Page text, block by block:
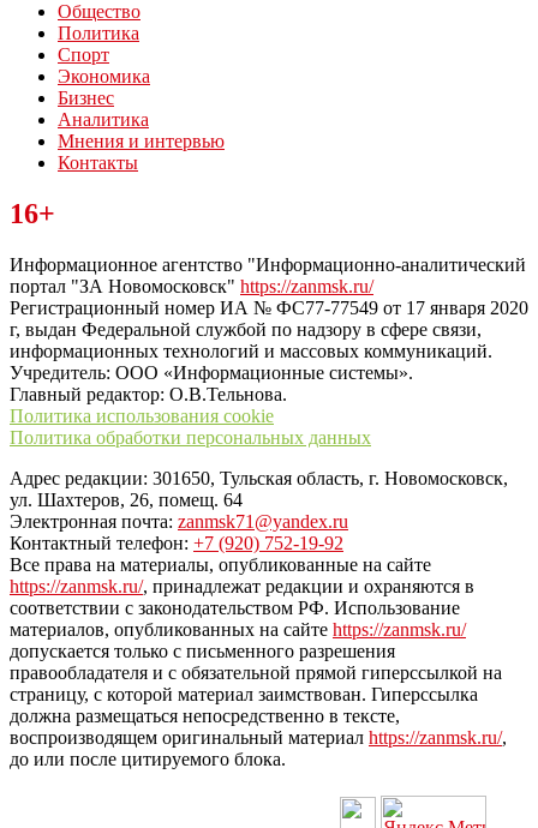
Общество
Политика
Спорт
Экономика
Бизнес
Аналитика
Мнения и интервью
Контакты
Читайте последние новости дня в Тульской области на сайте
“ЗаНовомосковск”
16+
Информационное агентство "Информационно-аналитический
портал "ЗА Новомосковск" https://zanmsk.ru/
Регистрационный номер ИА № ФС77-77549 от 17 января 2020
г, выдан Федеральной службой по надзору в сфере связи,
информационных технологий и массовых коммуникаций.
Учредитель: ООО «Информационные системы».
Главный редактор: О.В.Тельнова.
Политика использования cookie
Политика обработки персональных данных
Адрес редакции: 301650, Тульская область, г. Новомосковск,
ул. Шахтеров, 26, помещ. 64
Электронная почта: zanmsk71@yandex.ru
Контактный телефон: +7 (920) 752-19-92
Все права на материалы, опубликованные на сайте
https://zanmsk.ru/, принадлежат редакции и охраняются в
соответствии с законодательством РФ. Использование
материалов, опубликованных на сайте https://zanmsk.ru/
допускается только с письменного разрешения
правообладателя и с обязательной прямой гиперссылкой на
страницу, с которой материал заимствован. Гиперссылка
должна размещаться непосредственно в тексте,
воспроизводящем оригинальный материал https://zanmsk.ru/,
до или после цитируемого блока.